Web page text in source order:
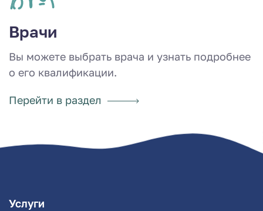
Врачи
Вы можете выбрать врача и узнать подробнее
о его квалификации.
Перейти в раздел
Услуги